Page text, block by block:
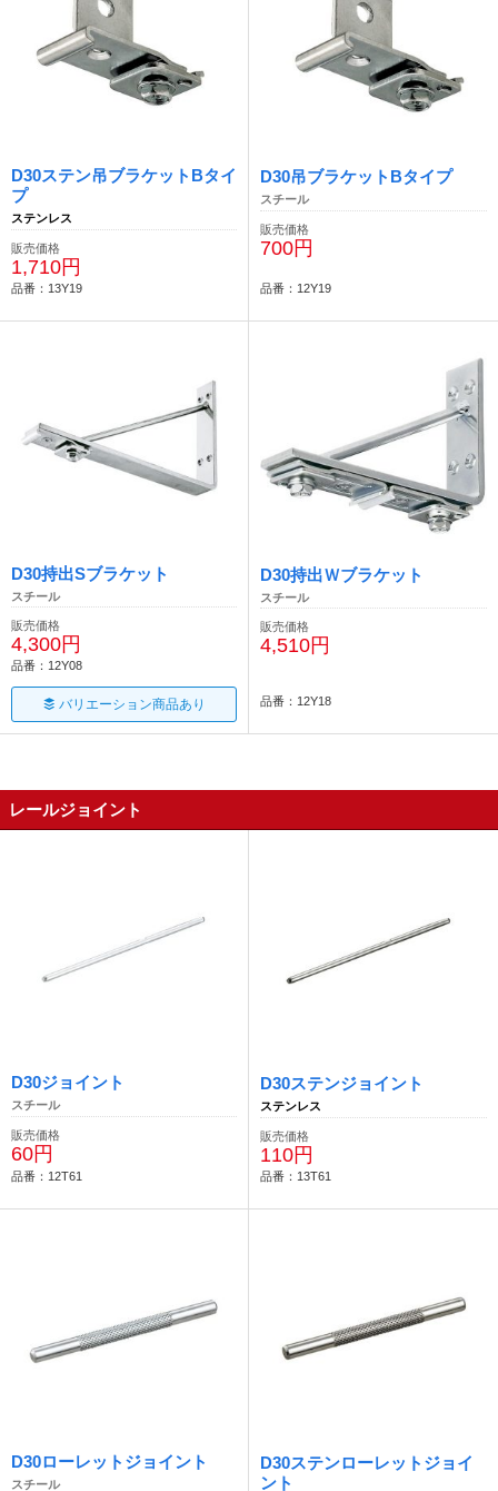
D30ステン吊ブラケットBタイ
プ
ステンレス
販売価格
1,710円
品番：13Y19
D30吊ブラケットBタイプ
スチール
販売価格
700円
品番：12Y19
D30持出Sブラケット
スチール
販売価格
4,300円
品番：12Y08
バリエーション商品あり
D30持出Ｗブラケット
スチール
販売価格
4,510円
品番：12Y18
レールジョイント
D30ジョイント
スチール
販売価格
60円
品番：12T61
D30ステンジョイント
ステンレス
販売価格
110円
品番：13T61
D30ローレットジョイント
スチール
D30ステンローレットジョイ
ント